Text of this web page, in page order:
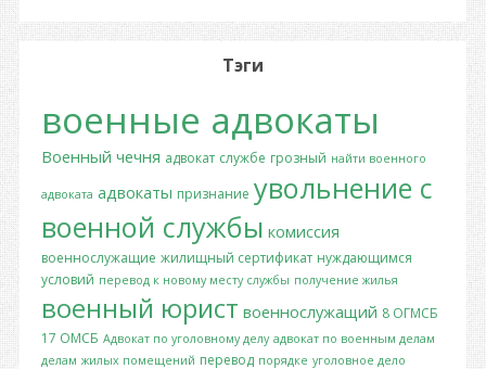
Тэги
военные адвокаты
Военный чечня адвокат службе грозный найти военного
адвоката адвокаты признание увольнение с
военной службы комиссия
военнослужащие жилищный сертификат нуждающимся
условий перевод к новому месту службы получение жилья
военный юрист военнослужащий 8 ОГМСБ
17 ОМСБ Адвокат по уголовному делу адвокат по военным делам
делам жилых помещений перевод порядке уголовное дело